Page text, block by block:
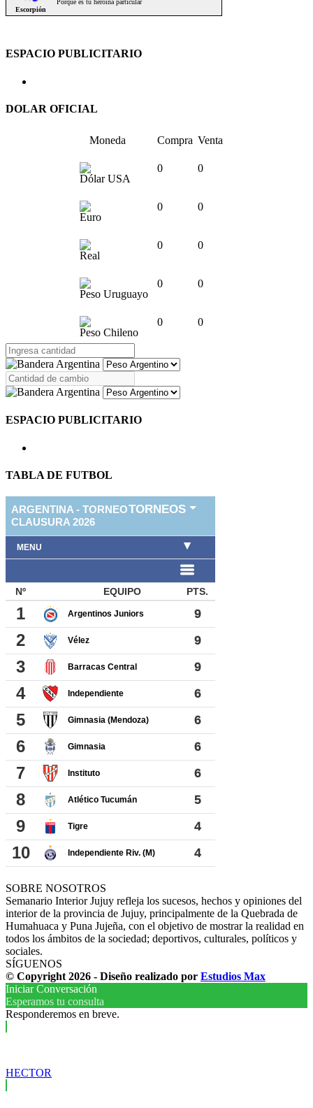
ESPACIO PUBLICITARIO
DOLAR OFICIAL
Moneda Compra Venta
Dólar USA
0 0
Euro
0 0
Real
0 0
Peso Uruguayo
0 0
Peso Chileno
0 0
ESPACIO PUBLICITARIO
TABLA DE FUTBOL
SOBRE NOSOTROS
Semanario Interior Jujuy refleja los sucesos, hechos y opiniones del
interior de la provincia de Jujuy, principalmente de la Quebrada de
Humahuaca y Puna Jujeña, con el objetivo de mostrar la realidad en
todos los ámbitos de la sociedad; deportivos, culturales, políticos y
sociales.
SÍGUENOS
© Copyright 2026 - Diseño realizado por Estudios Max
Iniciar Conversación
Esperamos tu consulta
Responderemos en breve.
HECTOR